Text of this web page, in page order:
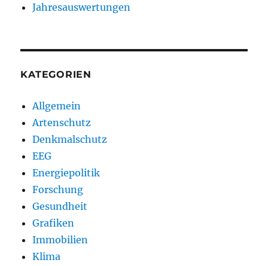
Jahresauswertungen
KATEGORIEN
Allgemein
Artenschutz
Denkmalschutz
EEG
Energiepolitik
Forschung
Gesundheit
Grafiken
Immobilien
Klima